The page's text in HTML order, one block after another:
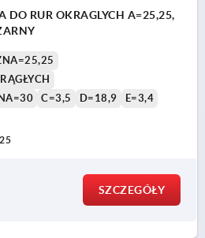
DO RUR OKRAGLYCH A=25,25,
C=3,5 D=18,9
E=3,4
SZCZEGÓŁY